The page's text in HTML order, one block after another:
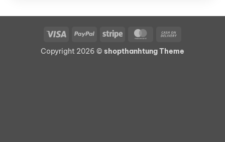
Visa PayPal Stripe MasterCard
Delivery
Copyright 2026 © shopthanhtung Theme